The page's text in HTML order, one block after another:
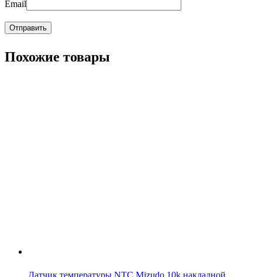
Email
Похожие товары
Датчик температуры NTC Mizudo 10k накладной